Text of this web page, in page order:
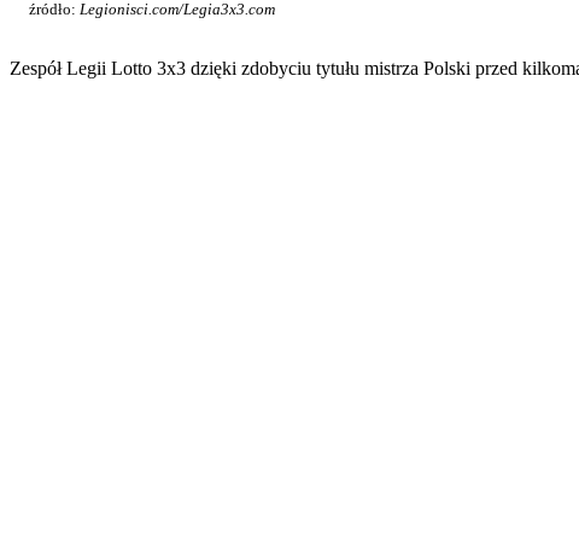
źródło: Legionisci.com/Legia3x3.com
Zespół Legii Lotto 3x3 dzięki zdobyciu tytułu mistrza Polski przed